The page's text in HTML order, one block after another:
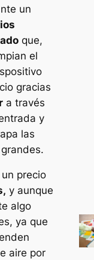
un
que,
el
gracias
a través
y
las
precio
y aunque
algo
ya que
aire por